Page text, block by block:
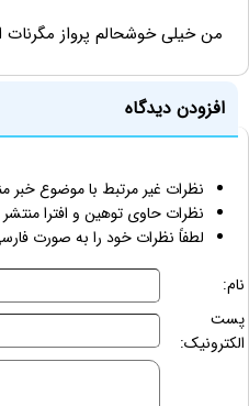
من خیلی خوشحالم پرواز مگرنات
افزودن دیدگاه
نظرات غیر مرتبط با موضوع خبر
نظرات حاوی توهین و افترا
لطفاً نظرات خود را به صورت
نام:
پست
الکترونیک: